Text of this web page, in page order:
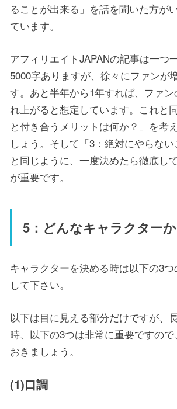
ることが出来る」を話を聞いた方が
ています。
アフィリエイトJAPANの記事は一つ
5000字ありますが、徐々にファンが
す。あと半年から1年すれば、ファ
れ上がると想定しています。これと
と付き合うメリットは何か？」を考
しょう。そして「3：絶対にやらない
と同じように、一度決めたら徹底し
が重要です。
5：どんなキャラクターか
キャラクターを決める時は以下の3
して下さい。
以下は目に見える部分だけですが、
時、以下の3つは非常に重要ですの
おきましょう。
(1)口調